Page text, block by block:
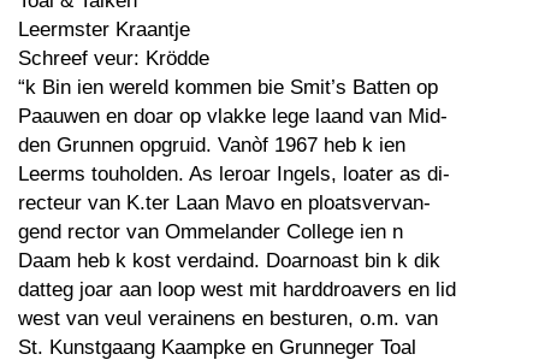
Leermster Kraantje
Schreef veur: Krödde
“k Bin ien wereld kommen bie Smit’s Batten op
Paauwen en doar op vlakke lege laand van Mid-
den Grunnen opgruid. Vanòf 1967 heb k ien
Leerms touholden. As leroar Ingels, loater as di-
recteur van K.ter Laan Mavo en ploatsvervan-
gend rector van Ommelander College ien n
Daam heb k kost verdaind. Doarnoast bin k dik
datteg joar aan loop west mit harddroavers en lid
west van veul verainens en besturen, o.m. van
St. Kunstgaang Kaampke en Grunneger Toal